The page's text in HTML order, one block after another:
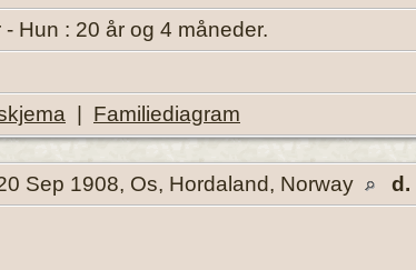
Hun : 20 år og 4 måneder.
| Familiediagram
Sep 1908, Os, Hordaland, Norway d.